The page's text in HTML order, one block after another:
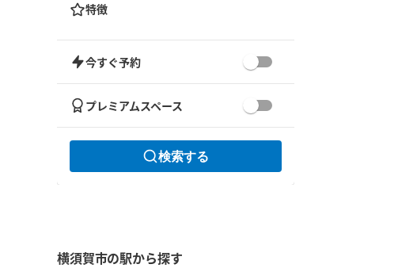
特徴
今すぐ予約
プレミアムスペース
検索する
横須賀市の駅から探す